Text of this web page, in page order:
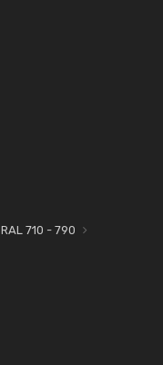
RAL 710 - 790